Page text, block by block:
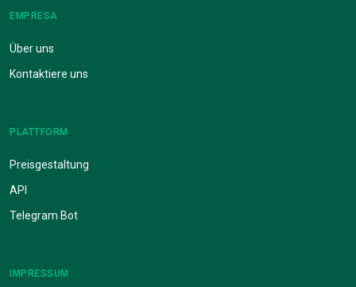
EMPRESA
Über uns
Kontaktiere uns
PLATTFORM
Preisgestaltung
API
Telegram Bot
IMPRESSUM